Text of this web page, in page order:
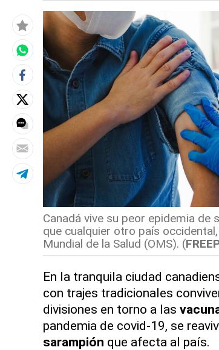
Canadá vive su peor epidemia de
que cualquier otro país
Mundial de la Salud (OMS). (
En la tranquila ciudad
con trajes tradicionales
divisiones en torno a las
pandemia de covid-19, se
sarampión que afecta al país.